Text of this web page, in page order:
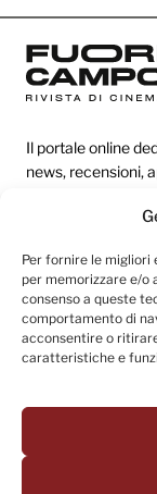
Per fornire le migliori
per memorizzare e/o
consenso a queste
comportamento di
acconsentire o
caratteristiche e
Il portale online
news, recensioni,
Categorie
Link utili
Seguici